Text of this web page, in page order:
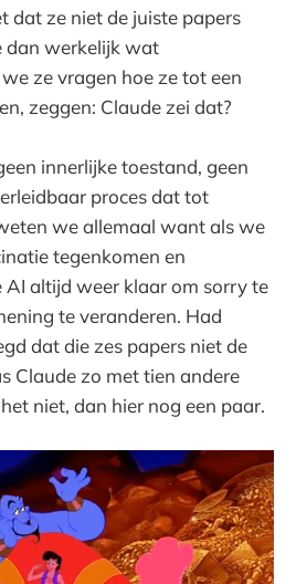
dat ze niet de juiste papers
dan werkelijk wat
ze vragen hoe ze tot een
zeggen: Claude zei dat?
innerlijke toestand, geen
proces dat tot
we allemaal want als we
tegenkomen en
altijd weer klaar om sorry te
te veranderen. Had
dat die zes papers niet de
Claude zo met tien andere
niet, dan hier nog een paar.